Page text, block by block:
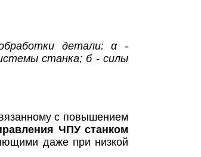
детали: α -
станка; б - силы
с повышением
ЧПУ станком
даже при низкой